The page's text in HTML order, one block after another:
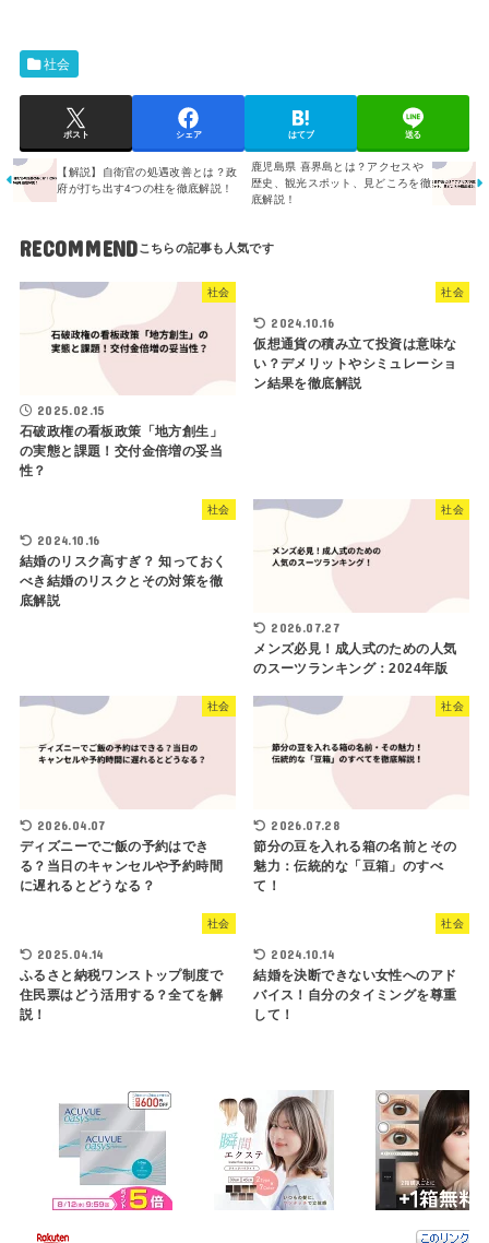
社会
ポスト シェア はてブ 送る
【解説】自衛官の処遇改善とは？政
府が打ち出す4つの柱を徹底解説！
鹿児島県 喜界島とは？アクセスや
歴史、観光スポット、見どころを徹
底解説！
RECOMMEND
社会
2025.02.15
石破政権の看板政策「地方創生」
の実態と課題！交付金倍増の妥当
性？
社会
2024.10.16
仮想通貨の積み立て投資は意味な
い？デメリットやシミュレーショ
ン結果を徹底解説
社会
2024.10.16
結婚のリスク高すぎ？ 知っておく
べき結婚のリスクとその対策を徹
底解説
社会
2026.07.27
メンズ必見！成人式のための人気
のスーツランキング：2024年版
社会
2026.04.07
ディズニーでご飯の予約はでき
る？当日のキャンセルや予約時間
に遅れるとどうなる？
社会
2026.07.28
節分の豆を入れる箱の名前とその
魅力：伝統的な「豆箱」のすべ
て！
社会
2025.04.14
ふるさと納税ワンストップ制度で
住民票はどう活用する？全てを解
説！
社会
2024.10.14
結婚を決断できない女性へのアド
バイス！自分のタイミングを尊重
して！